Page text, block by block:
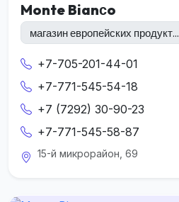
Monte Bianсo
магазин европейских продукт...
+7-705-201-44-01
+7-771-545-54-18
+7 (7292) 30-90-23
+7-771-545-58-87
15-й микрорайон, 69